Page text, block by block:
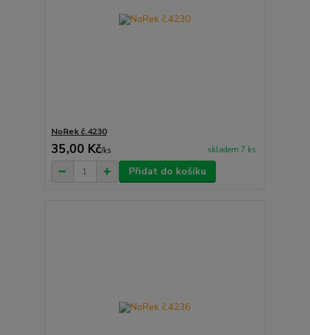
NoRek č.4230
35,00 Kč/ks skladem 7 ks
Přidat do košíku